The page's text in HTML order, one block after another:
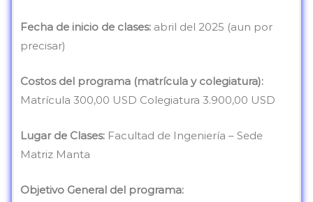
Fecha de inicio de clases: abril del 2025 (aun por
precisar)
Costos del programa (matrícula y colegiatura):
Matrícula 300,00 USD Colegiatura 3.900,00 USD
Lugar de Clases: Facultad de Ingeniería – Sede
Matriz Manta
Objetivo General del programa: